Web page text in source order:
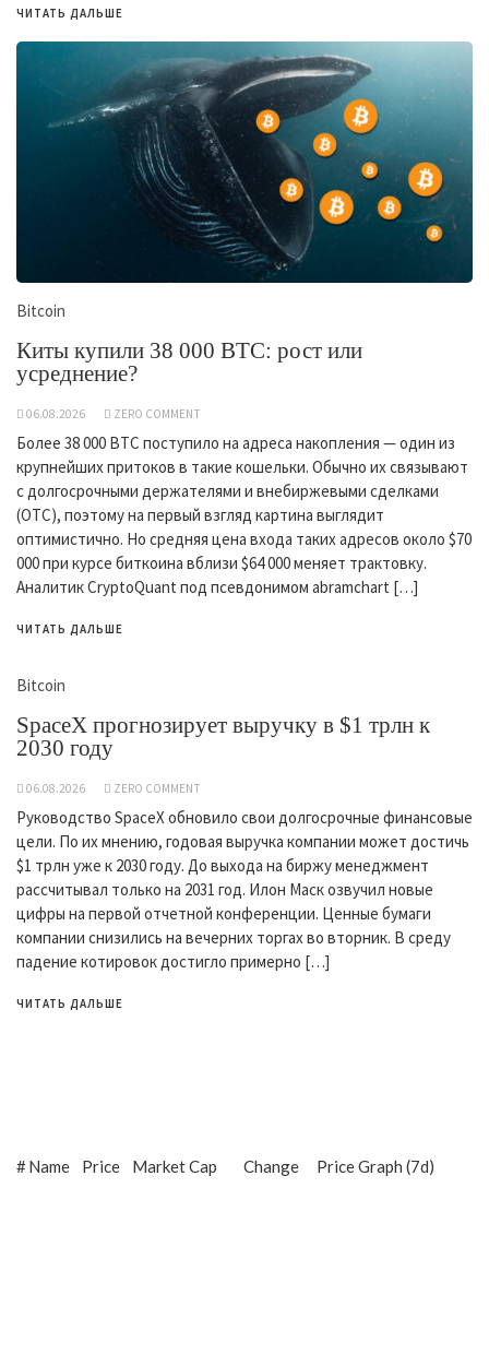
ЧИТАТЬ ДАЛЬШЕ
Bitcoin
Киты купили 38 000 BTC: рост или
усреднение?
06.08.2026 ZERO COMMENT
Более 38 000 BTC поступило на адреса накопления — один из
крупнейших притоков в такие кошельки. Обычно их связывают
с долгосрочными держателями и внебиржевыми сделками
(OTC), поэтому на первый взгляд картина выглядит
оптимистично. Но средняя цена входа таких адресов около $70
000 при курсе биткоина вблизи $64 000 меняет трактовку.
Аналитик CryptoQuant под псевдонимом abramchart […]
ЧИТАТЬ ДАЛЬШЕ
Bitcoin
SpaceX прогнозирует выручку в $1 трлн к
2030 году
06.08.2026 ZERO COMMENT
Руководство SpaceX обновило свои долгосрочные финансовые
цели. По их мнению, годовая выручка компании может достичь
$1 трлн уже к 2030 году. До выхода на биржу менеджмент
рассчитывал только на 2031 год. Илон Маск озвучил новые
цифры на первой отчетной конференции. Ценные бумаги
компании снизились на вечерних торгах во вторник. В среду
падение котировок достигло примерно […]
ЧИТАТЬ ДАЛЬШЕ
#Name Price Market Cap Change Price Graph (7d)